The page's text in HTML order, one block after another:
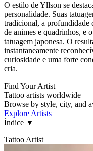
O estilo de Yllson se
personalidade. Suas
tradicional, a profundidade
de animes e quadrinhos, e
tatuagem japonesa. O
instantaneamente
curiosidade e uma forte
cria.
Find Your Artist
Tattoo artists worldwide
Browse by style, city, and
Explore Artists
Índice ▼
Tattoo Artist